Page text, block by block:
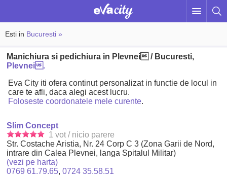
Esti in Bucuresti »
Manichiura si pedichiura in Plevnei / Bucuresti,
Plevnei.
Eva City iti ofera continut personalizat in functie de locul in
care te afli, daca alegi acest lucru.
Foloseste coordonatele mele curente.
Slim Concept
1 vot / nicio parere
Str. Costache Aristia, Nr. 24 Corp C 3 (Zona Garii de Nord,
intrare din Calea Plevnei, langa Spitalul Militar)
(vezi pe harta)
0769 61.79.65,0724 35.58.51